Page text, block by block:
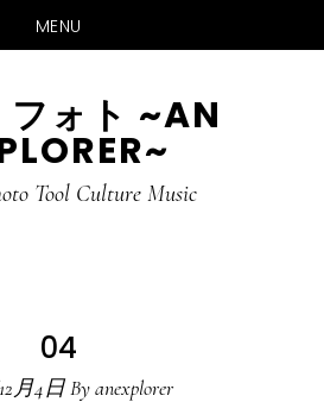
MENU
フォト ~AN
Tool Culture Music
04
月4日Byanexplorer